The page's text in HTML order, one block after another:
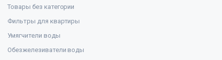
Товары без категории
Фильтры для квартиры
Умягчители воды
Обезжелезиватели воды